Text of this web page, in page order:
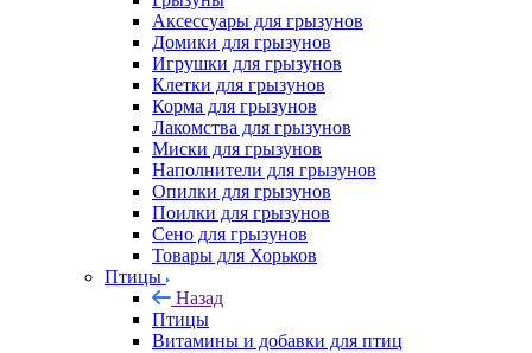
Аксессуары для грызунов
Домики для грызунов
Игрушки для грызунов
Клетки для грызунов
Корма для грызунов
Лакомства для грызунов
Миски для грызунов
Наполнители для грызунов
Опилки для грызунов
Поилки для грызунов
Сено для грызунов
Товары для Хорьков
Птицы
Назад
Птицы
Витамины и добавки для птиц